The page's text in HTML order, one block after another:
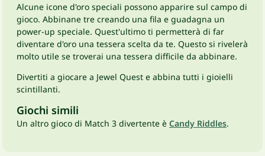
Alcune icone d'oro speciali possono apparire sul campo di
gioco. Abbinane tre creando una fila e guadagna un
power-up speciale. Quest'ultimo ti permetterà di far
diventare d'oro una tessera scelta da te. Questo si rivelerà
molto utile se troverai una tessera difficile da abbinare.
Divertiti a giocare a Jewel Quest e abbina tutti i gioielli
scintillanti.
Giochi simili
Un altro gioco di Match 3 divertente è Candy Riddles.